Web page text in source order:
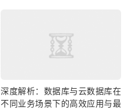
深度解析：数据库与云数据库在
不同业务场景下的高效应用与最